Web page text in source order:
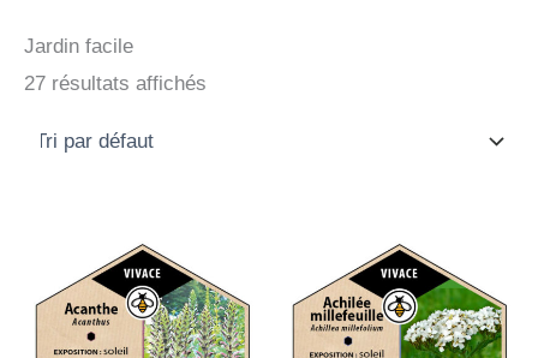
Jardin facile
27 résultats affichés